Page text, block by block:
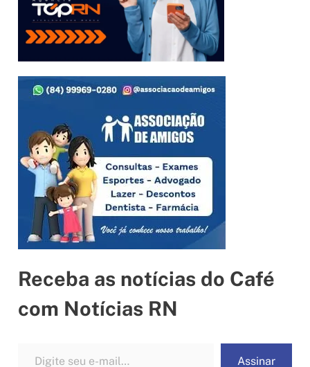
Receba as notícias do Café
com Notícias RN
Assinar